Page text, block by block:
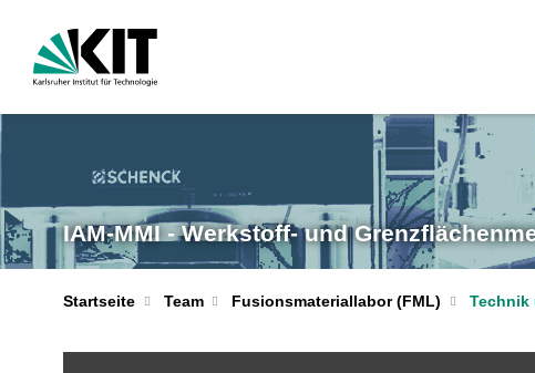
IAM-MMI - Werkstoff- und
Startseite Team Fusionsmateriallabor (FML) Technik